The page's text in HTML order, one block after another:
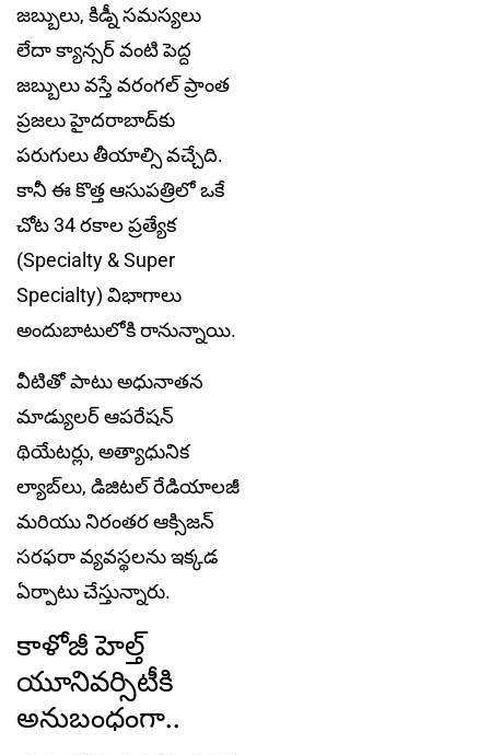
జబ్బులు, కిడ్నీ సమస్యలు
లేదా క్యాన్సర్ వంటి పెద్ద
జబ్బులు వస్తే వరంగల్ ప్రాంత
ప్రజలు హైదరాబాద్‌కు
పరుగులు తీయాల్సి వచ్చేది.
కానీ ఈ కొత్త ఆసుపత్రిలో ఒకే
చోట 34 రకాల ప్రత్యేక
(Specialty & Super
Specialty) విభాగాలు
అందుబాటులోకి రానున్నాయి.
వీటితో పాటు అధునాతన
మాడ్యులర్ ఆపరేషన్
థియేటర్లు, అత్యాధునిక
ల్యాబ్‌లు, డిజిటల్ రేడియాలజీ
మరియు నిరంతర ఆక్సిజన్
సరఫరా వ్యవస్థలను ఇక్కడ
ఏర్పాటు చేస్తున్నారు.
కాళోజీ హెల్త్
యూనివర్సిటీకి
అనుబంధంగా..